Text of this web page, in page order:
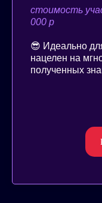
стоимость
000 р
😎 Идеально
нацелен на
полученных